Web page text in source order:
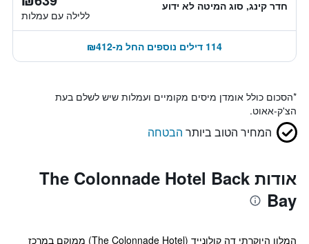
חדר קינג, סוג המיטה לא ידוע
ללילה עם עמלות
114 דילים נוספים החל מ-₪412
*הסכום כולל אומדן מיסים מקומיים ועמלות שיש לשלם בעת
הצ'ק-אאוט.
המחיר הטוב ביותר הבטחה
אודות The Colonnade Hotel Back
Bay
המלון היוקרתי דה קולונייד (The Colonnade Hotel) ממוקם במרכז